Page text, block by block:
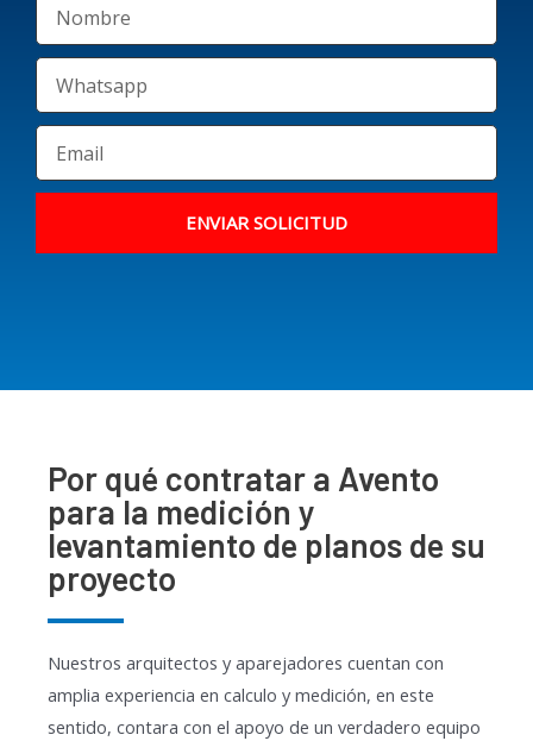
ENVIAR SOLICITUD
Por qué contratar a Avento
para la medición y
levantamiento de planos de su
proyecto
Nuestros arquitectos y aparejadores cuentan con
amplia experiencia en calculo y medición, en este
sentido, contara con el apoyo de un verdadero equipo